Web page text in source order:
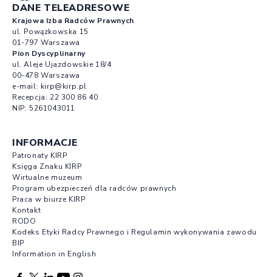
DANE TELEADRESOWE
Krajowa Izba Radców Prawnych
ul. Powązkowska 15
01-797 Warszawa
Pion Dyscyplinarny
ul. Aleje Ujazdowskie 18/4
00-478 Warszawa
e-mail: kirp@kirp.pl
Recepcja: 22 300 86 40
NIP: 5261043011
INFORMACJE
Patronaty KIRP
Księga Znaku KIRP
Wirtualne muzeum
Program ubezpieczeń dla radców prawnych
Praca w biurze KIRP
Kontakt
RODO
Kodeks Etyki Radcy Prawnego i Regulamin wykonywania zawodu
BIP
Information in English